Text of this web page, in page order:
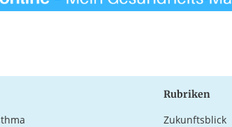
Rubriken
Zukunftsblick